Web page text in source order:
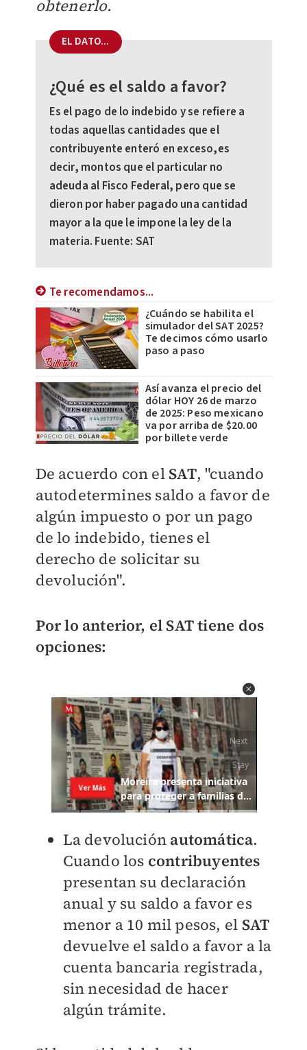
obtenerlo.
EL DATO...
¿Qué es el saldo a favor?
Es el pago de lo indebido y se refiere a
todas aquellas cantidades que el
contribuyente enteró en exceso,es
decir, montos que el particular no
adeuda al Fisco Federal, pero que se
dieron por haber pagado una cantidad
mayor a la que le impone la ley de la
materia. Fuente: SAT
Te recomendamos...
¿Cuándo se habilita el
simulador del SAT 2025?
Te decimos cómo usarlo
paso a paso
Así avanza el precio del
dólar HOY 26 de marzo
de 2025: Peso mexicano
va por arriba de $20.00
por billete verde
De acuerdo con el SAT, "cuando
autodetermines saldo a favor de
algún impuesto o por un pago
de lo indebido, tienes el
derecho de solicitar su
devolución".
Por lo anterior, el SAT tiene dos
opciones:
La devolución automática.
Cuando los contribuyentes
presentan su declaración
anual y su saldo a favor es
menor a 10 mil pesos, el SAT
devuelve el saldo a favor a la
cuenta bancaria registrada,
sin necesidad de hacer
algún trámite.